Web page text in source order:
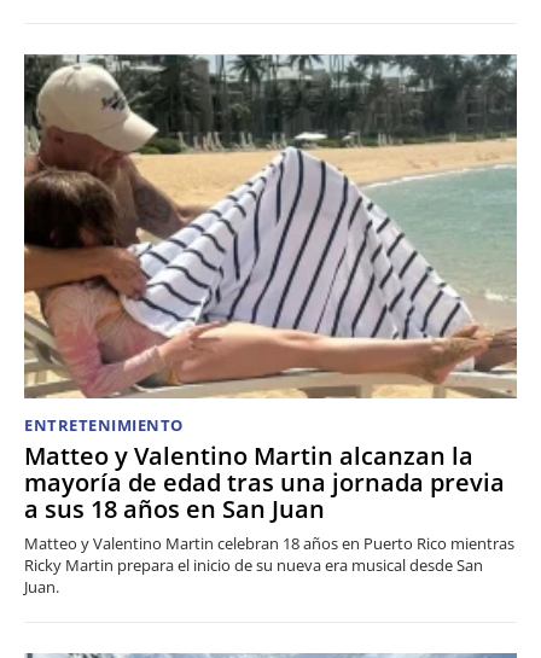
ENTRETENIMIENTO
Matteo y Valentino Martin alcanzan la
mayoría de edad tras una jornada previa
a sus 18 años en San Juan
Matteo y Valentino Martin celebran 18 años en Puerto Rico mientras
Ricky Martin prepara el inicio de su nueva era musical desde San
Juan.